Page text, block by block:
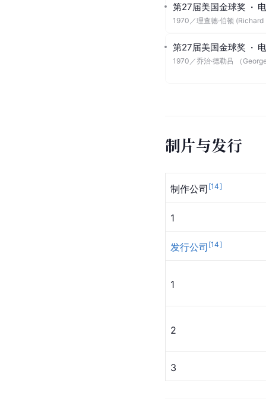
第27届美国金球奖 ·
1970 ／理查德·伯顿
第27届美国金球奖 ·
1970 ／乔治·德勒吕 （
制片与发行
制作公司 [14]
1
发行公司 [14]
1
2
3